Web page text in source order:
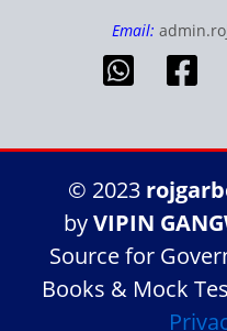
Email:
© 2023
byVIPIN
Source for
Books & Mock